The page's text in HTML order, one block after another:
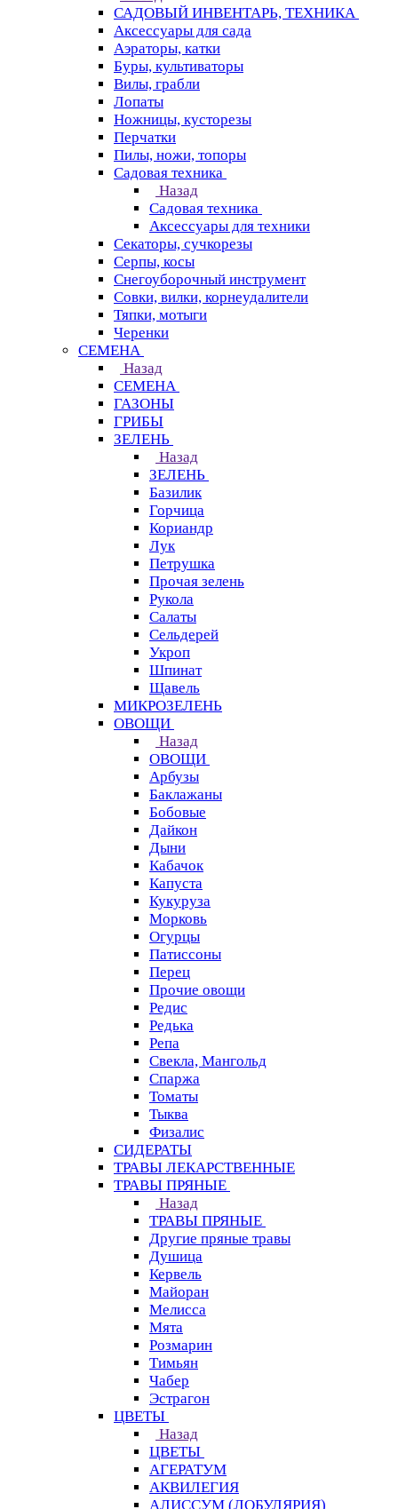
САДОВЫЙ ИНВЕНТАРЬ, ТЕХНИКА
Аксессуары для сада
Аэраторы, катки
Буры, культиваторы
Вилы, грабли
Лопаты
Ножницы, кусторезы
Перчатки
Пилы, ножи, топоры
Садовая техника
Назад
Садовая техника
Аксессуары для техники
Секаторы, сучкорезы
Серпы, косы
Снегоуборочный инструмент
Совки, вилки, корнеудалители
Тяпки, мотыги
Черенки
СЕМЕНА
Назад
СЕМЕНА
ГАЗОНЫ
ГРИБЫ
ЗЕЛЕНЬ
Назад
ЗЕЛЕНЬ
Базилик
Горчица
Кориандр
Лук
Петрушка
Прочая зелень
Рукола
Салаты
Сельдерей
Укроп
Шпинат
Щавель
МИКРОЗЕЛЕНЬ
ОВОЩИ
Назад
ОВОЩИ
Арбузы
Баклажаны
Бобовые
Дайкон
Дыни
Кабачок
Капуста
Кукуруза
Морковь
Огурцы
Патиссоны
Перец
Прочие овощи
Редис
Редька
Репа
Свекла, Мангольд
Спаржа
Томаты
Тыква
Физалис
СИДЕРАТЫ
ТРАВЫ ЛЕКАРСТВЕННЫЕ
ТРАВЫ ПРЯНЫЕ
Назад
ТРАВЫ ПРЯНЫЕ
Другие пряные травы
Душица
Кервель
Майоран
Мелисса
Мята
Розмарин
Тимьян
Чабер
Эстрагон
ЦВЕТЫ
Назад
ЦВЕТЫ
АГЕРАТУМ
АКВИЛЕГИЯ
АЛИССУМ (ЛОБУЛЯРИЯ)